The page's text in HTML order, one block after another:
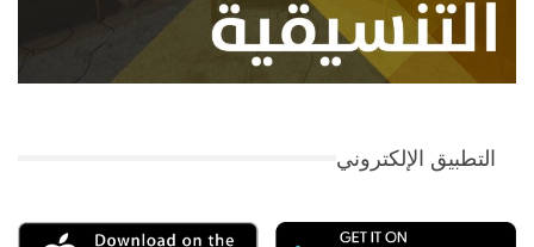
التطبيق الإلكتروني